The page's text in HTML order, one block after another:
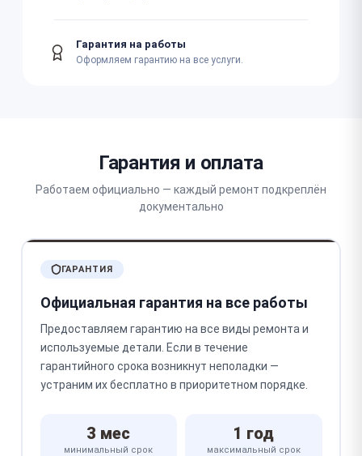
Гарантия на работы
Оформляем гарантию на все услуги.
Гарантия и оплата
Работаем официально — каждый ремонт подкреплён
документально
ГАРАНТИЯ
Официальная гарантия на все работы
Предоставляем гарантию на все виды ремонта и
используемые детали. Если в течение
гарантийного срока возникнут неполадки —
устраним их бесплатно в приоритетном порядке.
3 мес
минимальный срок
1 год
максимальный срок